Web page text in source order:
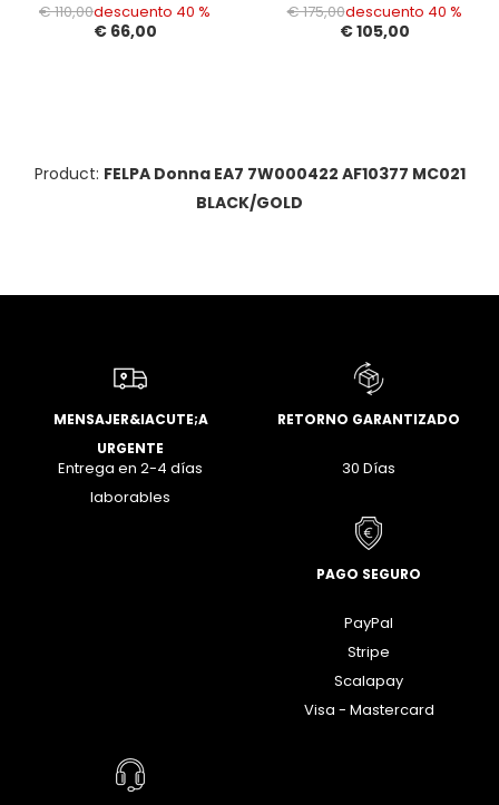
€ 110,00descuento 40 %
€ 66,00
€ 175,00descuento 40 %
€ 105,00
Product: FELPA Donna EA7 7W000422 AF10377 MC021
BLACK/GOLD
MENSAJER&IACUTE;A
URGENTE
Entrega en 2-4 días
laborables
RETORNO GARANTIZADO
30 Días
PAGO SEGURO
PayPal
Stripe
Scalapay
Visa - Mastercard